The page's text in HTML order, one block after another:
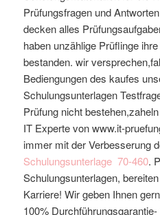
Prüfungsfragen und
decken alles
haben unzählige Prüflinge
bestanden. wir
Bediengungen des kaufes
Schulungsunterlagen
Prüfung nicht
IT Experte von www.it-
immer mit der Verbesserung
Schulungsunterlage 70-460.
Schulungsunterlagen,
Karriere! Wir geben Ihnen
100%